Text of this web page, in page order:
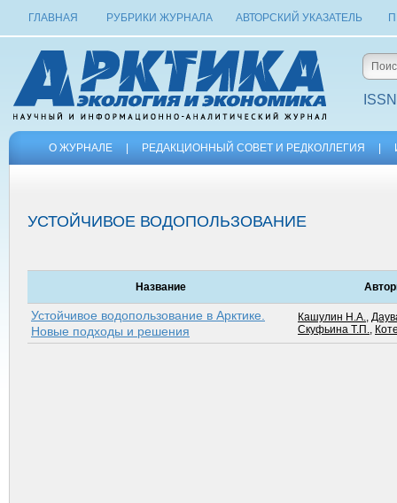
ГЛАВНАЯ РУБРИКИ ЖУРНАЛА АВТОРСКИЙ УКАЗАТЕЛЬ
О ЖУРНАЛЕ РЕДАКЦИОННЫЙ СОВЕТ И РЕДКОЛЛЕГИЯ
УСТОЙЧИВОЕ ВОДОПОЛЬЗОВАНИЕ
Название
Устойчивое водопользование в Арктике.
Новые подходы и решения
Кашулин Н.А.,
Скуфьина Т.П.,